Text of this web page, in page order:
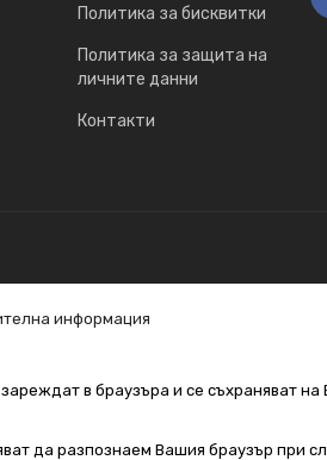
Политика за бисквитки
Политика за защита на
личните данни
Контакти
информация
в браузъра и се съхраняват
да разпознаем Вашия браузър при